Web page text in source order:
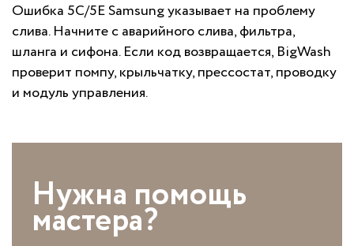
Ошибка 5C/5E Samsung указывает на проблему
слива. Начните с аварийного слива, фильтра,
шланга и сифона. Если код возвращается, BigWash
проверит помпу, крыльчатку, прессостат, проводку
и модуль управления.
Нужна помощь
мастера?